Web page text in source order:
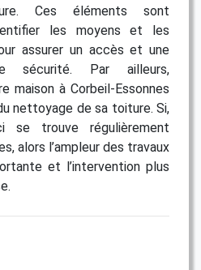
Ces éléments sont
les moyens et les
assurer un accès et une
sécurité. Par ailleurs,
maison à Corbeil-Essonnes
nettoyage de sa toiture. Si,
se trouve régulièrement
alors l’ampleur des travaux
et l’intervention plus